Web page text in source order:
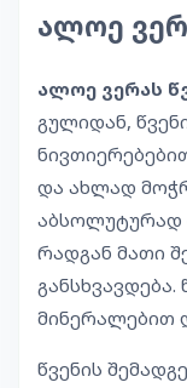
ალოე
ალოე ვერას
გულიდან,
და ახლად
აბსოლუტურად
რადგან მათი
მინერალებით
წვენის